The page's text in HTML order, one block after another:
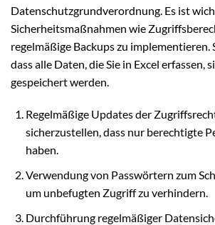
Datenschutzgrundverordnung. Es ist
Sicherheitsmaßnahmen wie
regelmäßige Backups zu implementieren.
dass alle Daten, die Sie in Excel erfassen,
gespeichert werden.
Regelmäßige Updates der
sicherzustellen, dass nur berechtigte
haben.
Verwendung von Passwörtern zum
um unbefugten Zugriff zu verhindern.
Durchführung regelmäßiger